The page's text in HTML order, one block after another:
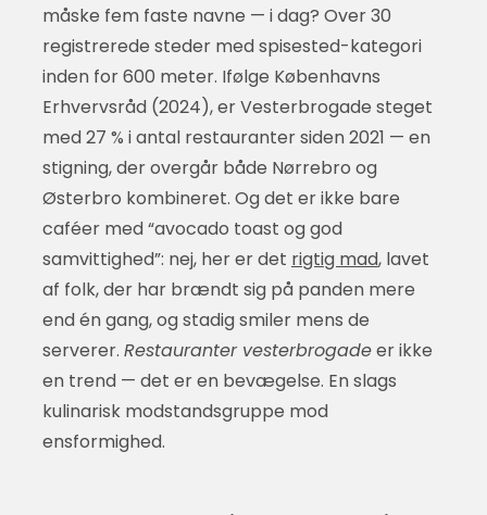
måske fem faste navne — i dag? Over 30
registrerede steder med spisested-kategori
inden for 600 meter. Ifølge Københavns
Erhvervsråd (2024), er Vesterbrogade steget
med 27 % i antal restauranter siden 2021 — en
stigning, der overgår både Nørrebro og
Østerbro kombineret. Og det er ikke bare
caféer med “avocado toast og god
samvittighed”: nej, her er det rigtig mad, lavet
af folk, der har brændt sig på panden mere
end én gang, og stadig smiler mens de
serverer. Restauranter vesterbrogadeer ikke
en trend — det er en bevægelse. En slags
kulinarisk modstandsgruppe mod
ensformighed.